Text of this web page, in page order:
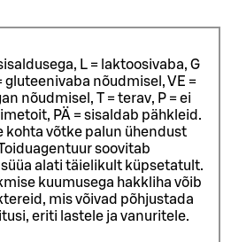
L = laktoosivaba, G
gluteenivaba nõudmisel, VE =
nõudmisel, T = terav, P = ei
PÄ = sisaldab pähkleid.
kohta võtke palun ühendust
soovitab
alati täielikult küpsetatult.
kuumusega hakkliha võib
mis võivad põhjustada
eriti lastele ja vanuritele.